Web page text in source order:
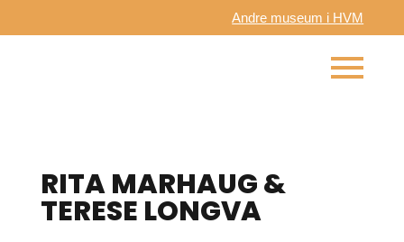
Andre museum i HVM
RITA MARHAUG &
TERESE LONGVA